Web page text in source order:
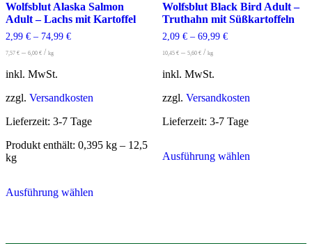
Wolfsblut Alaska Salmon
Adult – Lachs mit Kartoffel
2,99 € – 74,99 €
7,57 € – 6,00 € / kg
inkl. MwSt.
zzgl. Versandkosten
Lieferzeit: 3-7 Tage
Produkt enthält: 0,395 kg – 12,5
kg
Ausführung wählenProdukt
Wolfsblut Black Bird Adult –
Truthahn mit Süßkartoffeln
2,09 €– 69,99 €
10,45 €– 5,60 €/ kg
inkl. MwSt.
zzgl. Versandkosten
Lieferzeit: 3-7 Tage
Ausführung wählenProdukt